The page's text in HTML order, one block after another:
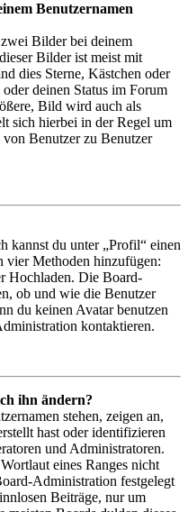
Benutzernamen
Bilder bei deinem
Bilder ist meist mit
dies Sterne, Kästchen oder
deinen Status im Forum
Bild wird auch als
sich hierbei in der Regel um
Benutzer zu Benutzer
kannst du unter „Profil“ einen
vier Methoden hinzufügen:
Hochladen. Die Board-
ob und wie die Benutzer
du keinen Avatar benutzen
kontaktieren.
ihn ändern?
stehen, zeigen an,
hast oder identifizieren
und Administratoren.
eines Ranges nicht
Administration festgelegt
Beiträge, nur um